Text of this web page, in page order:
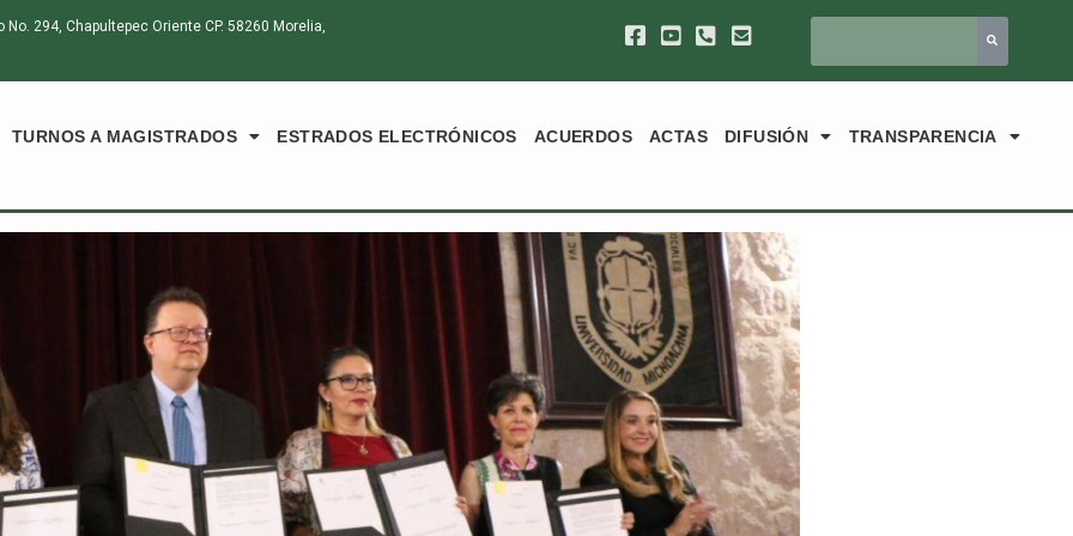
294, Chapultepec Oriente CP. 58260 Morelia,
TURNOS A MAGISTRADOS ESTRADOS ELECTRÓNICOS ACUERDOS ACTAS DIFUSIÓN TRANSPARENCIA